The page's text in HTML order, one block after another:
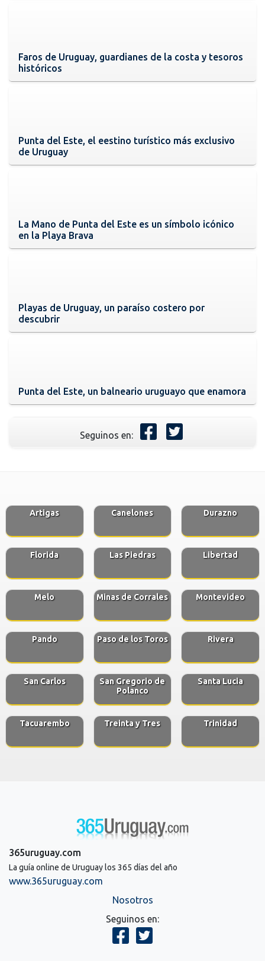
Faros de Uruguay, guardianes de la costa y tesoros
históricos
Punta del Este, el eestino turístico más exclusivo
de Uruguay
La Mano de Punta del Este es un símbolo icónico
en la Playa Brava
Playas de Uruguay, un paraíso costero por
descubrir
Punta del Este, un balneario uruguayo que enamora
Seguinos en:
Artigas Canelones Durazno
Florida Las Piedras Libertad
Melo Minas de Corrales Montevideo
Pando Paso de los Toros Rivera
San Carlos
San Gregorio de
Polanco
Santa Lucia
Tacuarembo Treinta y Tres Trinidad
365uruguay.com
La guía online de Uruguay los 365 días del año
www.365uruguay.com
Nosotros
Seguinos en: